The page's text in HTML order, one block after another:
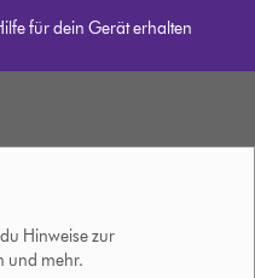
für dein Gerät erhalten
Hinweise zur
und mehr.